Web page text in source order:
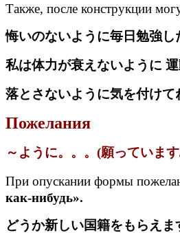
Также, после конструкции
悔いのないように毎日勉強し
私は体力が衰えないように
落とさないように気を付けて
Пожелания
～ように。。。(願っていま
При опускании формы
как-нибудь».
どうか新しい国籍をもらえま